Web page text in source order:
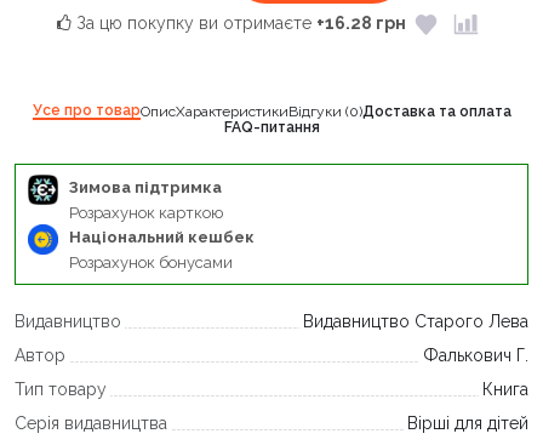
За цю покупку ви отримаєте +16.28 грн
Усе про товарОписХарактеристикиВідгуки (0)Доставка та оплата
FAQ-питання
Зимова підтримка
Розрахунок карткою
Національний кешбек
Розрахунок бонусами
Видавництво
Видавництво Старого Лева
Автор
Фалькович Г.
Тип товару
Книга
Серія видавництва
Вірші для дітей